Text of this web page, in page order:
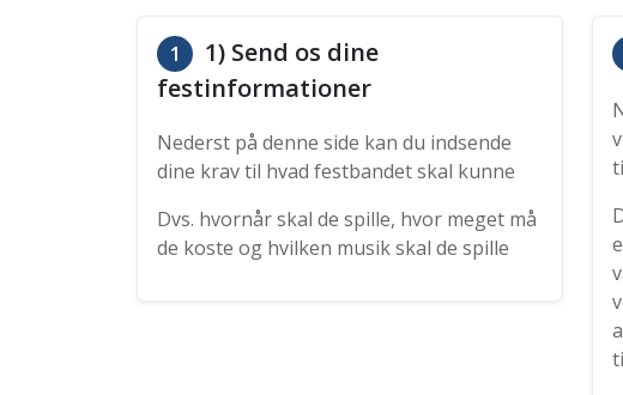
1
1) Send os dine
festinformationer
Nederst på denne side kan du indsende
dine krav til hvad festbandet skal kunne
Dvs. hvornår skal de spille, hvor meget må
de koste og hvilken musik skal de spille